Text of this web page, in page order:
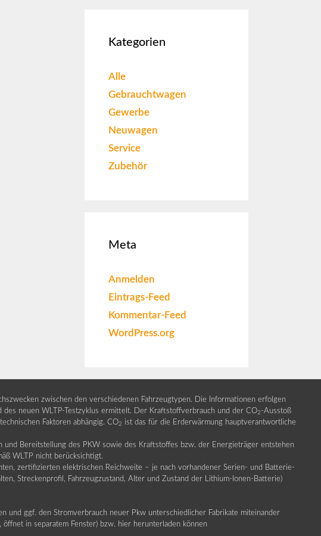
Kategorien
Alle
Gebrauchtwagen
Gewerbe
Neuwagen
Service
Zubehör
Meta
Anmelden
Eintrags-Feed
Kommentar-Feed
WordPress.org
zwischen den verschiedenen Fahrzeugtypen. Die Informationen erfolgen
neuen WLTP-Testzyklus ermittelt. Der Kraftstoffverbrauch und der CO2 -Ausstoß
Faktoren abhängig. CO2 ist das für die Erderwärmung hauptverantwortliche
und Bereitstellung des PKW sowie des Kraftstoffes bzw. der Energieträger entstehen
WLTP nicht berücksichtigt.
zertifizierten elektrischen Reichweite – je nach vorhandener Serien- und Batterie-
Streckenprofil, Fahrzeugzustand, Alter und Zustand der Lithium-Ionen-Batterie)
und ggf. den Stromverbrauch neuer Pkw unterschiedlicher Fabrikate miteinander
öffnet in separatem Fenster) bzw. hier herunterladen können